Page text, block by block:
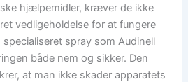
hjælpemidler, kræver de ikke
vedligeholdelse for at fungere
spray som Audinell
både nem og sikker. Den
at man ikke skader apparatets